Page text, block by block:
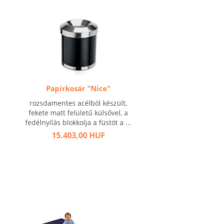
Papírkosár "Nice"
rozsdamentes acélból készült,
fekete matt felületű külsővel, a
fedélnyílás blokkolja a füstöt a ...
15.403,00 HUF